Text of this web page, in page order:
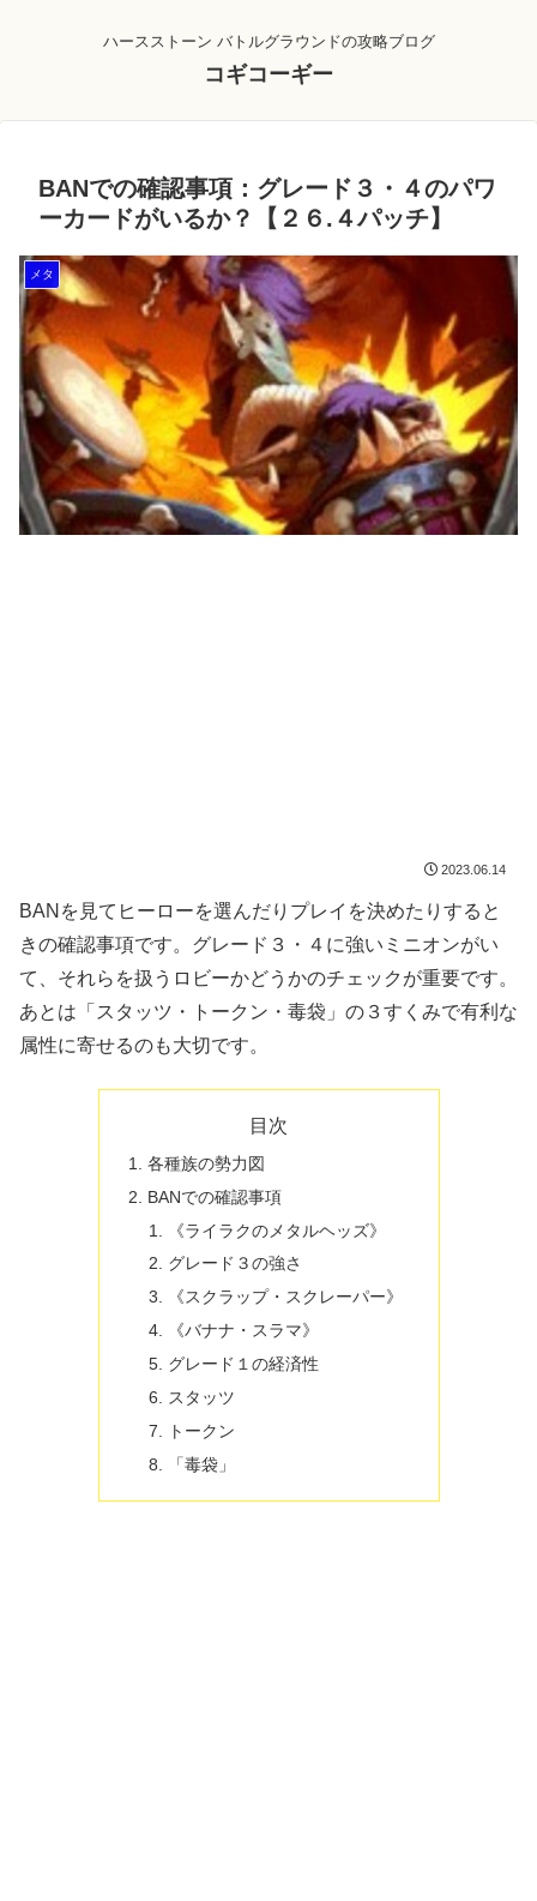
ハースストーン バトルグラウンドの攻略ブログ
コギコーギー
BANでの確認事項：グレード３・４のパワ
ーカードがいるか？【２６.４パッチ】
メタ
2023.06.14
BANを見てヒーローを選んだりプレイを決めたりすると
きの確認事項です。グレード３・４に強いミニオンがい
て、それらを扱うロビーかどうかのチェックが重要です。
あとは「スタッツ・トークン・毒袋」の３すくみで有利な
属性に寄せるのも大切です。
目次
各種族の勢力図
BANでの確認事項
《ライラクのメタルヘッズ》
グレード３の強さ
《スクラップ・スクレーパー》
《バナナ・スラマ》
グレード１の経済性
スタッツ
トークン
「毒袋」